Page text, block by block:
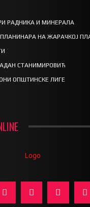
РАДНИКА И МИНЕРАЛА
НА ЖАРАЧКОЈ
СТАНИМИРОВИЋ
ОПШТИНСКЕ ЛИГЕ